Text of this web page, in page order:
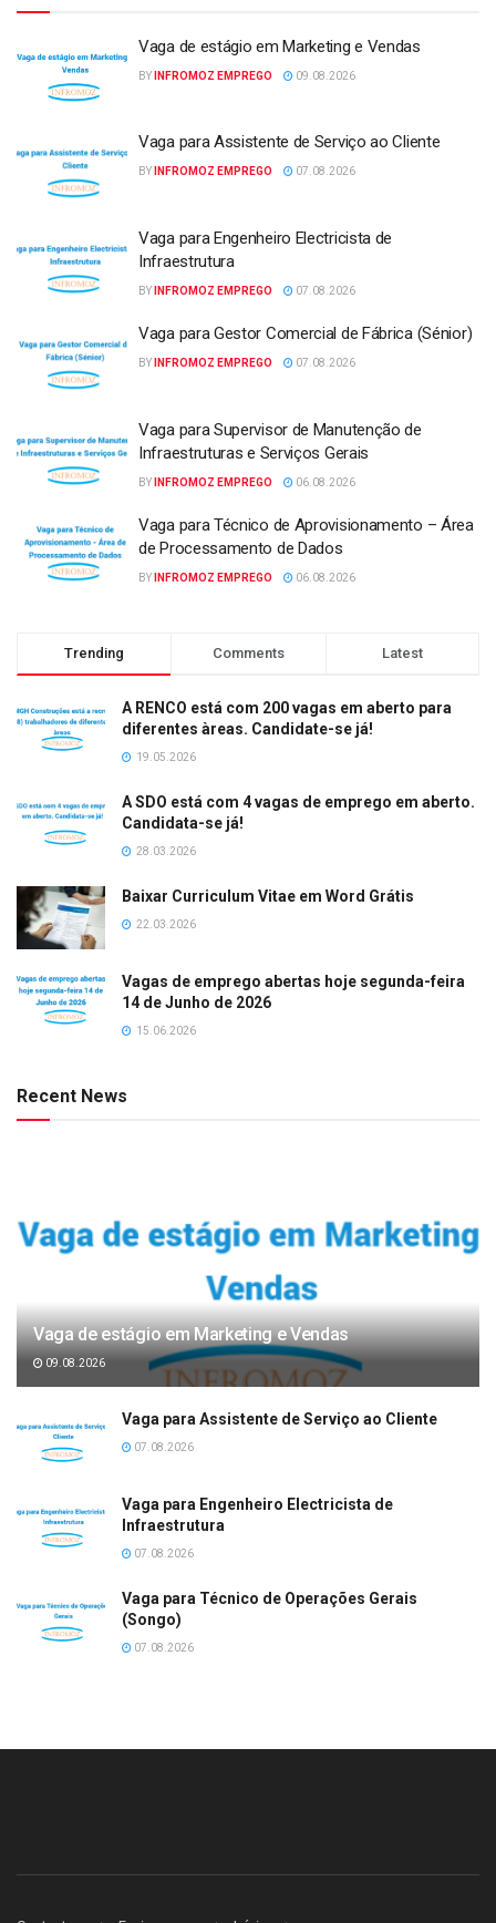
Vaga de estágio em Marketing e Vendas
BY INFROMOZ EMPREGO 09.08.2026
Vaga para Assistente de Serviço ao Cliente
BY INFROMOZ EMPREGO 07.08.2026
Vaga para Engenheiro Electricista de
Infraestrutura
BY INFROMOZ EMPREGO 07.08.2026
Vaga para Gestor Comercial de Fábrica (Sénior)
BY INFROMOZ EMPREGO 07.08.2026
Vaga para Supervisor de Manutenção de
Infraestruturas e Serviços Gerais
BY INFROMOZ EMPREGO 06.08.2026
Vaga para Técnico de Aprovisionamento – Área
de Processamento de Dados
BY INFROMOZ EMPREGO 06.08.2026
Trending Comments Latest
A RENCO está com 200 vagas em aberto para
diferentes àreas. Candidate-se já!
19.05.2026
A SDO está com 4 vagas de emprego em aberto.
Candidata-se já!
28.03.2026
Baixar Curriculum Vitae em Word Grátis
22.03.2026
Vagas de emprego abertas hoje segunda-feira
14 de Junho de 2026
15.06.2026
Recent News
Vaga de estágio em Marketing e Vendas
09.08.2026
Vaga para Assistente de Serviço ao Cliente
07.08.2026
Vaga para Engenheiro Electricista de
Infraestrutura
07.08.2026
Vaga para Técnico de Operações Gerais
(Songo)
07.08.2026